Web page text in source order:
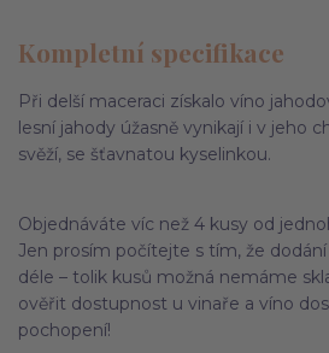
Kompletní specifikace
Při delší maceraci získalo víno
lesní jahody úžasně vynikají i v jeho
svěží, se šťavnatou kyselinkou.
Objednáváte víc než 4 kusy od
Jen prosím počítejte s tím, že
déle – tolik kusů možná nemáme
ověřit dostupnost u vinaře a víno
pochopení!